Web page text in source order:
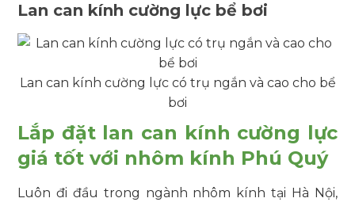
Lan can kính cường lực bể bơi
Lan can kính cường lực có trụ ngắn và cao cho bể
bơi
Lắp đặt lan can kính cường lực
giá tốt với nhôm kính Phú Quý
Luôn đi đầu trong ngành nhôm kính tại Hà Nội,